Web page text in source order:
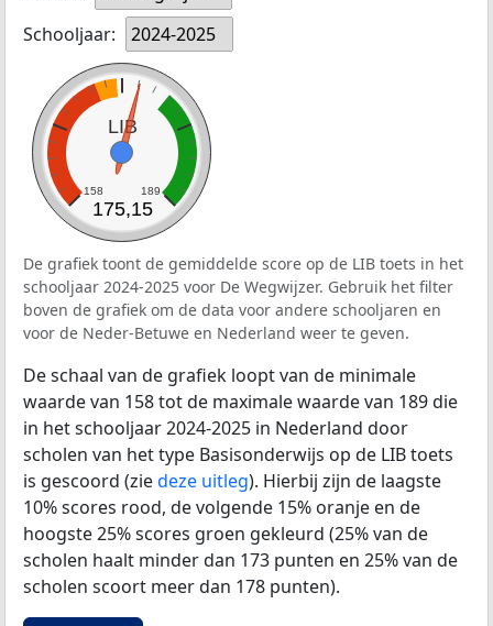
Schooljaar:
2024-2025
LIB
158 189
175,15
De grafiek toont de gemiddelde score op de LIB toets in het
schooljaar 2024-2025 voor De Wegwijzer. Gebruik het filter
boven de grafiek om de data voor andere schooljaren en
voor de Neder-Betuwe en Nederland weer te geven.
De schaal van de grafiek loopt van de minimale
waarde van 158 tot de maximale waarde van 189 die
in het schooljaar 2024-2025 in Nederland door
scholen van het type Basisonderwijs op de LIB toets
is gescoord (ziedeze uitleg). Hierbij zijn de laagste
10% scores rood, de volgende 15% oranje en de
hoogste 25% scores groen gekleurd (25% van de
scholen haalt minder dan 173 punten en 25% van de
scholen scoort meer dan 178 punten).